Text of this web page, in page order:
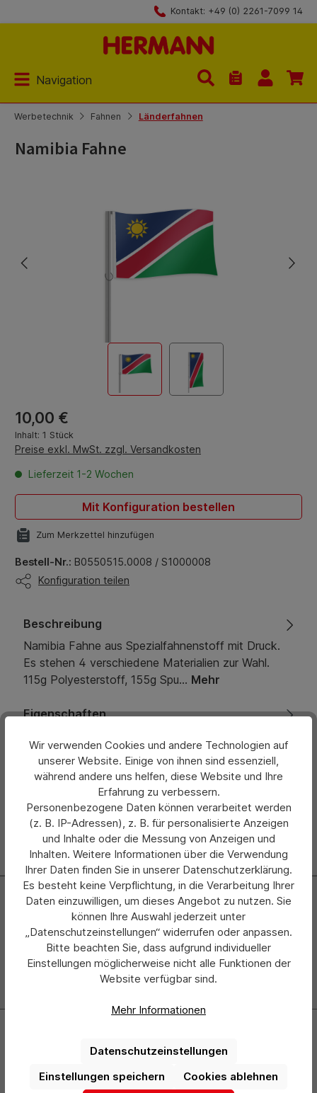
Kontakt: +49 (0) 2261-7099 14
Navigation
Du hast 0
Werbetechnik Fahnen Länderfahnen
Namibia Fahne
Regulärer Preis:
10,00 €
Inhalt: 1 Stück
Preise exkl. MwSt. zzgl. Versandkosten
Lieferzeit 1-2 Wochen
Mit Konfiguration bestellen
Zum Merkzettel hinzufügen
Bestell-Nr.: B0550515.0008 / S1000008
Konfiguration teilen
Beschreibung
Namibia Fahne aus Spezialfahnenstoff mit Druck.
Es stehen 4 verschiedene Materialien zur Wahl.
115g Polyesterstoff, 155g Spu… Mehr
Eigenschaften
Bewertungen
Hersteller
Newsletter
Abonnieren Sie jetzt einfach unseren regelmäßig
erscheinenden Newsletter und Sie werden stets als Erster
über neue Produkte und Angebote informiert.
Zur Newsletter Anmeldung
info@hermann-direkt.de
Wir verwenden Cookies und andere Technologien auf
unserer Website. Einige von ihnen sind essenziell,
während andere uns helfen, diese Website und Ihre
Erfahrung zu verbessern.
Personenbezogene Daten können verarbeitet werden
(z. B. IP-Adressen), z. B. für personalisierte Anzeigen
und Inhalte oder die Messung von Anzeigen und
Inhalten. Weitere Informationen über die Verwendung
Ihrer Daten finden Sie in unserer Datenschutzerklärung.
Es besteht keine Verpflichtung, in die Verarbeitung Ihrer
Daten einzuwilligen, um dieses Angebot zu nutzen. Sie
können Ihre Auswahl jederzeit unter
„Datenschutzeinstellungen“ widerrufen oder anpassen.
Bitte beachten Sie, dass aufgrund individueller
Einstellungen möglicherweise nicht alle Funktionen der
Website verfügbar sind.
Mehr Informationen
Datenschutzeinstellungen
Cookies ablehnen
Einstellungen speichern